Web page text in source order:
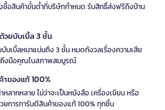
อสินค้าขั้นต่ำที่บริษัทกำหนด รับสิทธิ์ส่งฟรีถึงบ้าน
วยบับเบิ้ล 3 ชั้น
บเบิ้ลหนาแน่นถึง 3 ชั้น หมดกังวลเรื่องความเสีย
ถึงมือคุณในสภาพสมบูรณ์
ของแท้ 100%
ลากหลาย ไม่ว่าจะเป็นหนังสือ เครื่องเขียน หรือ
ยการการันตีสินค้าของแท้ 100% ทุกชิ้น